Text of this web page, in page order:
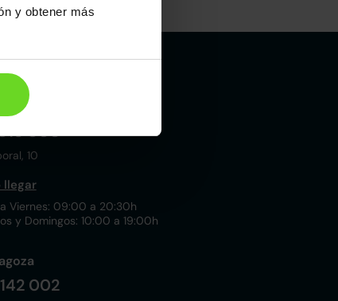
y obtener más
000
10
llegar
Viernes: 09:00 a 20:30h
y Domingos: 10:00 a 19:00h
002